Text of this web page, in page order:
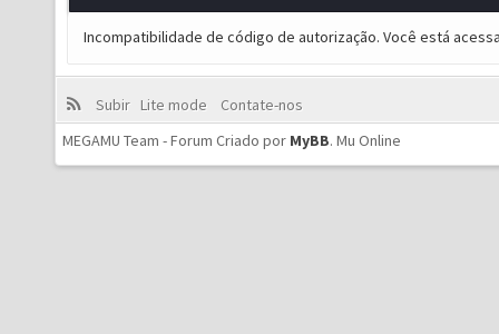
Incompatibilidade de código de autorização. Você está
Subir Lite mode
Contate-nos
MEGAMU Team - Forum Criado por MyBB. Mu Online